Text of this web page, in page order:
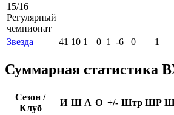
15/16 |
Регулярный
чемпионат
Звезда
41 10 1 0 1 -6 0 1
Суммарная статистика
Сезон /
Клуб
И Ш А О +/- Штр ШР